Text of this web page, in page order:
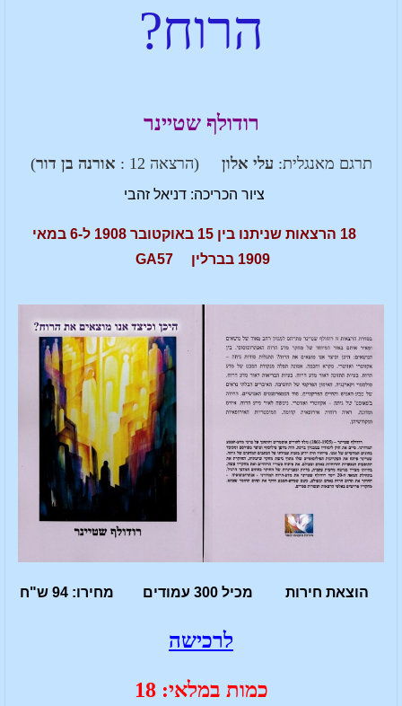
הרוח?
רודולף שטיינר
תרגם מאנגלית: עלי אלון (הרצאה 12 : אורנה בן דור)
ציור הכריכה: דניאל זהבי
18 הרצאות שניתנו בין 15 באוקטובר 1908 ל-6 במאי
1909 בברלין GA57
הוצאת חירות מכיל 300 עמודים מחירו: 94 ש"ח
לרכישה
כמות במלאי: 18